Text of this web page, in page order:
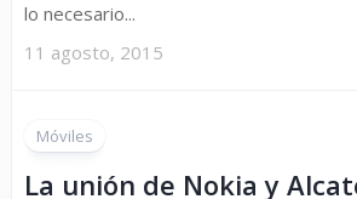
lo necesario...
11 agosto, 2015
Móviles
La unión de Nokia y